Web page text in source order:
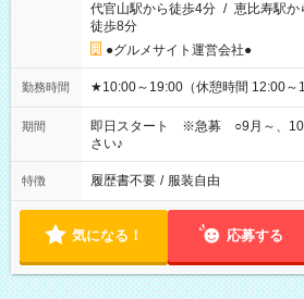
代官山駅から徒歩4分 / 恵比寿駅か
徒歩8分
●グルメサイト運営会社●
勤務時間 ★10:00～19:00（休憩時間 12:00～
期間
即日スタート ※急募 ○9月～、10
さい♪
特徴 履歴書不要 / 服装自由
気になる！ 応募する